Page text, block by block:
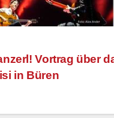
Vortrag über